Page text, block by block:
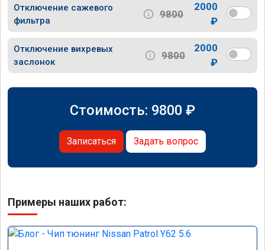
Отключение сажевого
фильтра
9800
2000
₽
Отключение вихревых
заслонок
9800
2000
₽
Стоимость: 9800 ₽
Записаться Задать вопрос
Примеры наших работ: